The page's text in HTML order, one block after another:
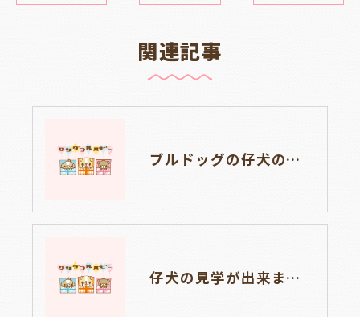
関連記事
ブルドッグの仔犬のお目目があきました👀💑🐶岐阜県養老町のブリーダーワンダフルパピーです。
仔犬の見学が出来ます🐶岐阜県養老町のブリーダーワンダフルパピーです。